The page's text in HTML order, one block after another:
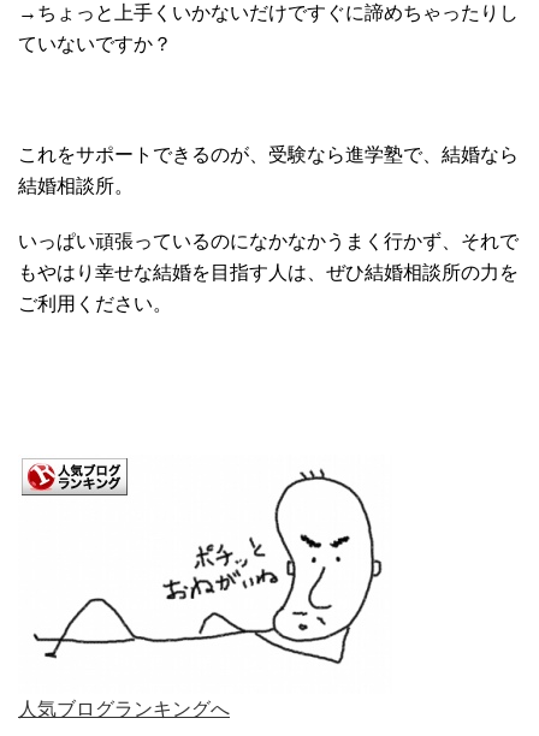
→ちょっと上手くいかないだけですぐに諦めちゃったりし
ていないですか？
これをサポートできるのが、受験なら進学塾で、結婚なら
結婚相談所。
いっぱい頑張っているのになかなかうまく行かず、それで
もやはり幸せな結婚を目指す人は、ぜひ結婚相談所の力を
ご利用ください。
人気ブログランキングへ